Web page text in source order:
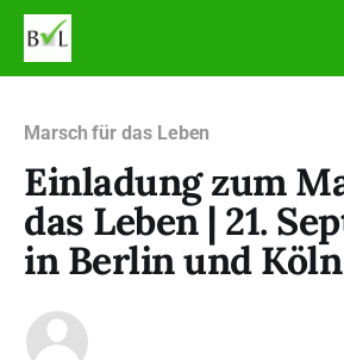
Marsch für das Leben
Einladung zum
das Leben | 21.
in Berlin und Köln